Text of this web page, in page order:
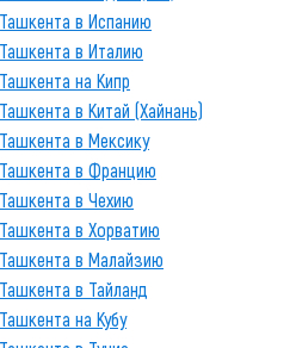
в Испанию
в Италию
на Кипр
в Китай (Хайнань)
в Мексику
в Францию
в Чехию
в Хорватию
в Малайзию
в Тайланд
на Кубу